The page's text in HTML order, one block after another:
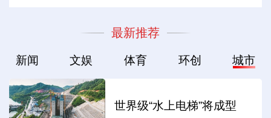
最新推荐
新闻 文娱 体育 环创 城市
世界级“水上电梯”将成型